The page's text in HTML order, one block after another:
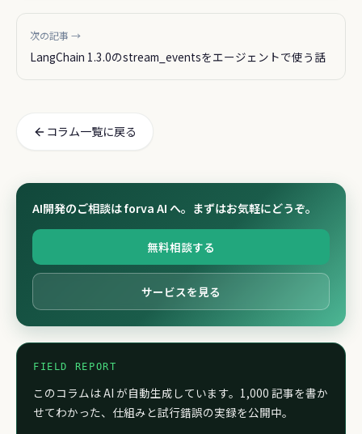
次の記事 →
LangChain 1.3.0のstream_eventsをエージェントで使う話
コラム一覧に戻る
AI開発のご相談は forva AI へ。まずはお気軽にどうぞ。
無料相談する
サービスを見る
FIELD REPORT
このコラムは AI が自動生成しています。1,000 記事を書か
せてわかった、仕組みと試行錯誤の実録を公開中。